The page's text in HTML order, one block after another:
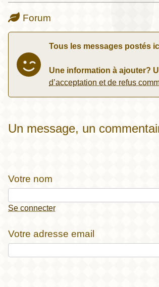
Forum
Tous les messages postés
Une information à ajouter?
d’acceptation et de refus
Un message, un
Votre nom
Se connecter
Votre adresse email